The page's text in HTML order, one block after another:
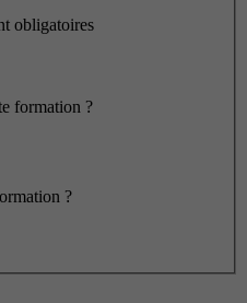
obligatoires
formation ?
?